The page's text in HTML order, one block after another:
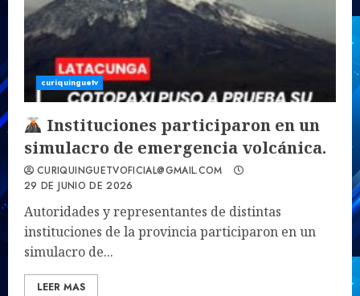
curiquinguetv
Instituciones participaron en un
simulacro de emergencia volcánica.
CURIQUINGUETVOFICIAL@GMAIL.COM
29 DE JUNIO DE 2026
Autoridades y representantes de distintas
instituciones de la provincia participaron en un
simulacro de...
LEER MAS